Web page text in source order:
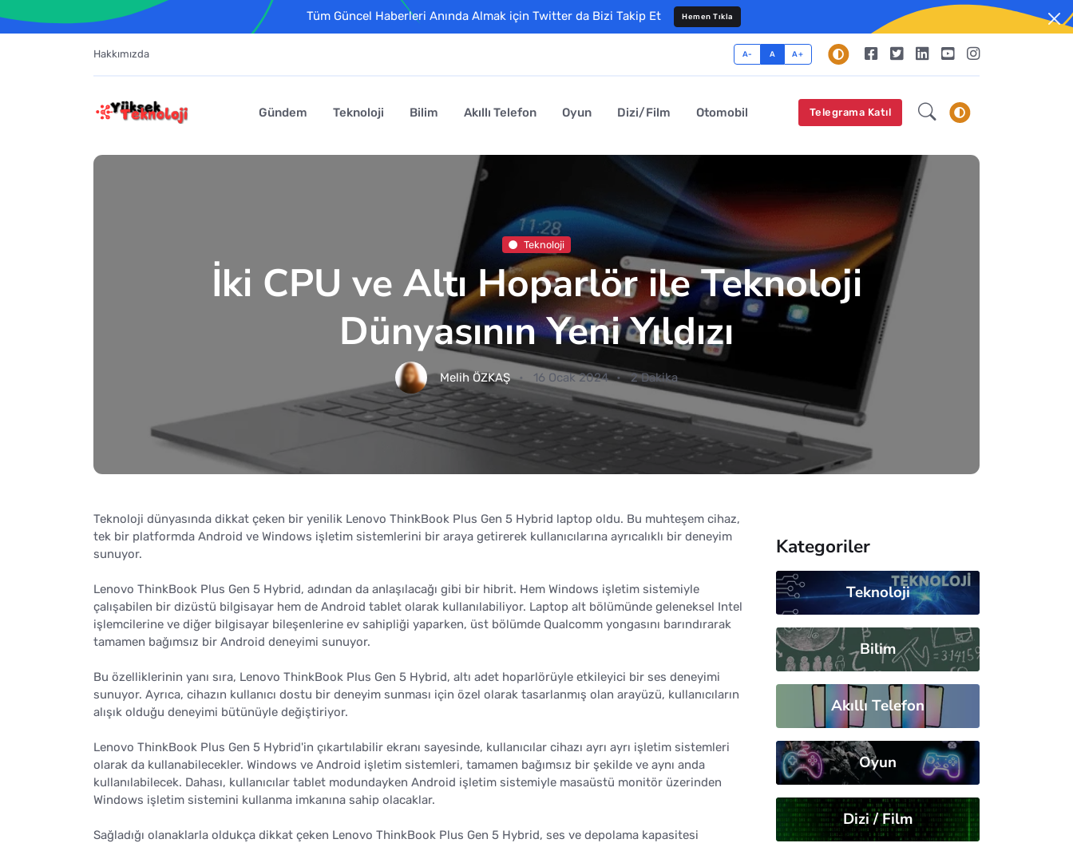
Tüm Güncel Haberleri Anında Almak için Twitter da Bizi Takip Et Hemen Tıkla
Hakkımızda A- A A+
Gündem Teknoloji Bilim Akıllı Telefon Oyun Dizi/Film Otomobil Telegrama Katıl
Teknoloji
İki CPU ve Altı Hoparlör ile Teknoloji
Dünyasının Yeni Yıldızı
Melih ÖZKAŞ 16 Ocak 2024 2 Dakika
Teknoloji dünyasında dikkat çeken bir yenilik Lenovo ThinkBook Plus Gen 5 Hybrid laptop oldu. Bu muhteşem cihaz,
tek bir platformda Android ve Windows işletim sistemlerini bir araya getirerek kullanıcılarına ayrıcalıklı bir deneyim
sunuyor.
Lenovo ThinkBook Plus Gen 5 Hybrid, adından da anlaşılacağı gibi bir hibrit. Hem Windows işletim sistemiyle
çalışabilen bir dizüstü bilgisayar hem de Android tablet olarak kullanılabiliyor. Laptop alt bölümünde geleneksel Intel
işlemcilerine ve diğer bilgisayar bileşenlerine ev sahipliği yaparken, üst bölümde Qualcomm yongasını barındırarak
tamamen bağımsız bir Android deneyimi sunuyor.
Bu özelliklerinin yanı sıra, Lenovo ThinkBook Plus Gen 5 Hybrid, altı adet hoparlörüyle etkileyici bir ses deneyimi
sunuyor. Ayrıca, cihazın kullanıcı dostu bir deneyim sunması için özel olarak tasarlanmış olan arayüzü, kullanıcıların
alışık olduğu deneyimi bütünüyle değiştiriyor.
Lenovo ThinkBook Plus Gen 5 Hybrid'in çıkartılabilir ekranı sayesinde, kullanıcılar cihazı ayrı ayrı işletim sistemleri
olarak da kullanabilecekler. Windows ve Android işletim sistemleri, tamamen bağımsız bir şekilde ve aynı anda
kullanılabilecek. Dahası, kullanıcılar tablet modundayken Android işletim sistemiyle masaüstü monitör üzerinden
Windows işletim sistemini kullanma imkanına sahip olacaklar.
Sağladığı olanaklarla oldukça dikkat çeken Lenovo ThinkBook Plus Gen 5 Hybrid, ses ve depolama kapasitesi
Kategoriler
Teknoloji
Bilim
Akıllı Telefon
Oyun
Dizi / Film